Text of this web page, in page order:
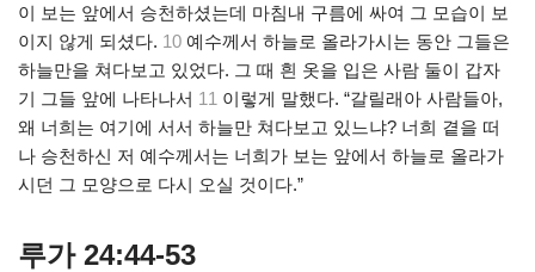
이 보는 앞에서 승천하셨는데 마침내 구름에 싸여 그 모습이 보
이지 않게 되셨다. 10 예수께서 하늘로 올라가시는 동안 그들은
하늘만을 쳐다보고 있었다. 그 때 흰 옷을 입은 사람 둘이 갑자
기 그들 앞에 나타나서 11 이렇게 말했다. “갈릴래아 사람들아,
왜 너희는 여기에 서서 하늘만 쳐다보고 있느냐? 너희 곁을 떠
나 승천하신 저 예수께서는 너희가 보는 앞에서 하늘로 올라가
시던 그 모양으로 다시 오실 것이다.”
루가 24:44-53